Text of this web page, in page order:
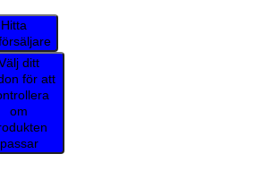
Hitta
ditt
för att
om
passar